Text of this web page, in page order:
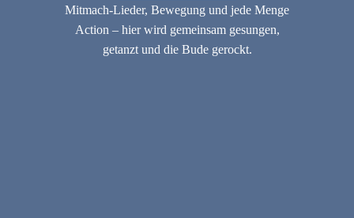
Mitmach-Lieder, Bewegung und jede Menge
Action – hier wird gemeinsam gesungen,
getanzt und die Bude gerockt.